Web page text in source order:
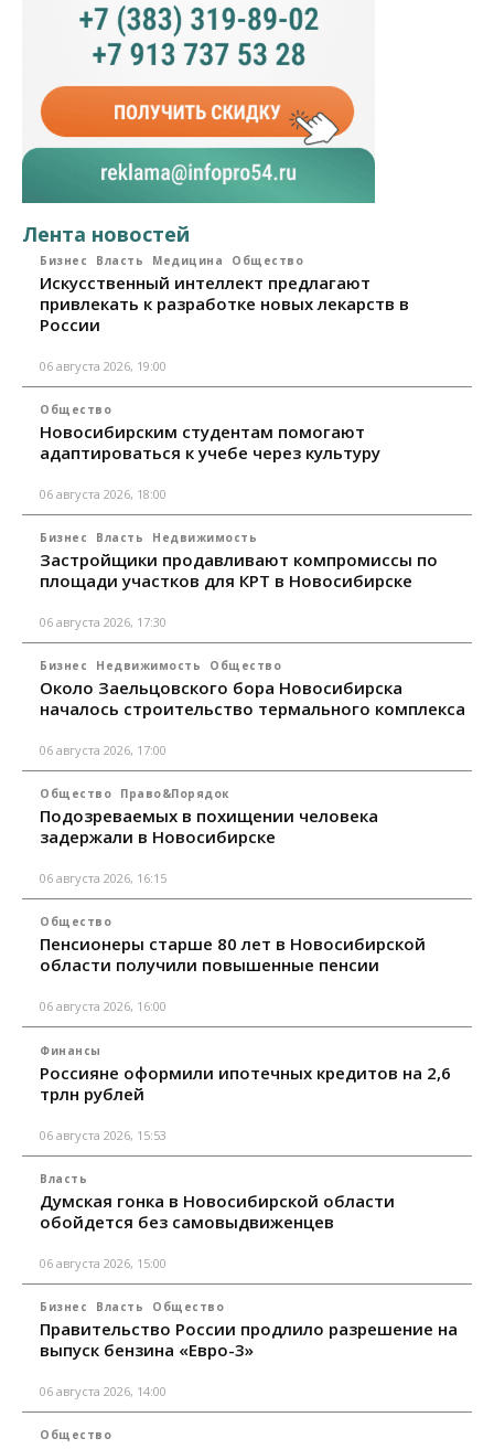
Лента новостей
Бизнес Власть Медицина Общество
Искусственный интеллект предлагают
привлекать к разработке новых лекарств в
России
06 августа 2026, 19:00
Общество
Новосибирским студентам помогают
адаптироваться к учебе через культуру
06 августа 2026, 18:00
Бизнес Власть Недвижимость
Застройщики продавливают компромиссы по
площади участков для КРТ в Новосибирске
06 августа 2026, 17:30
Бизнес Недвижимость Общество
Около Заельцовского бора Новосибирска
началось строительство термального комплекса
06 августа 2026, 17:00
Общество Право&Порядок
Подозреваемых в похищении человека
задержали в Новосибирске
06 августа 2026, 16:15
Общество
Пенсионеры старше 80 лет в Новосибирской
области получили повышенные пенсии
06 августа 2026, 16:00
Финансы
Россияне оформили ипотечных кредитов на 2,6
трлн рублей
06 августа 2026, 15:53
Власть
Думская гонка в Новосибирской области
обойдется без самовыдвиженцев
06 августа 2026, 15:00
Бизнес Власть Общество
Правительство России продлило разрешение на
выпуск бензина «Евро-3»
06 августа 2026, 14:00
Общество